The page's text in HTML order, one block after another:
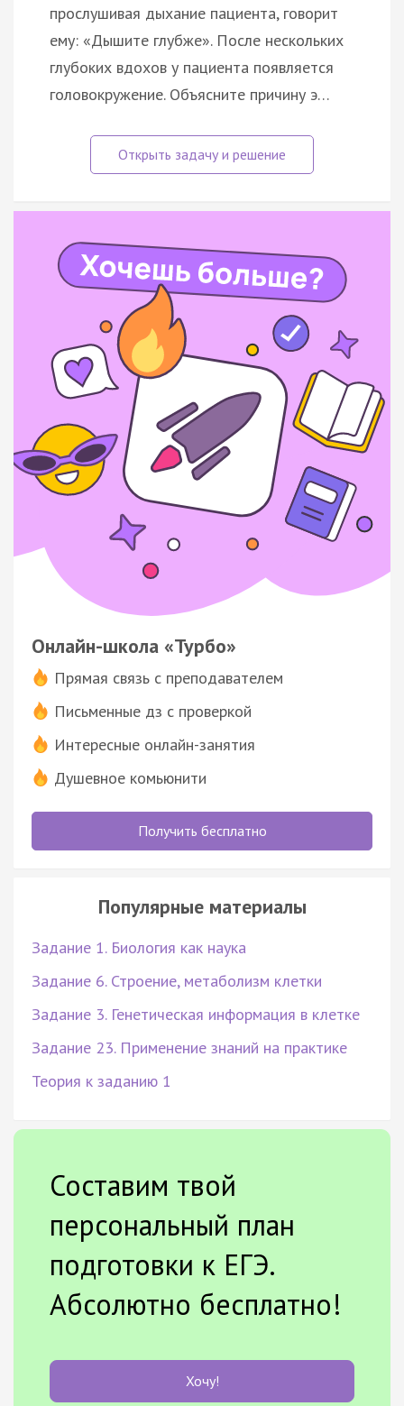
прослушивая дыхание пациента, говорит
ему: «Дышите глубже». После нескольких
глубоких вдохов у пациента появляется
головокружение. Объясните причину э…
Онлайн-школа «Турбо»
Прямая связь с преподавателем
Письменные дз с проверкой
Интересные онлайн-занятия
Душевное комьюнити
Получить бесплатно
Популярные материалы
Задание 1. Биология как наука
Задание 6. Строение, метаболизм клетки
Задание 3. Генетическая информация в клетке
Задание 23. Применение знаний на практике
Теория к заданию 1
Составим твой
персональный план
подготовки к ЕГЭ.
Абсолютно бесплатно!
Хочу!